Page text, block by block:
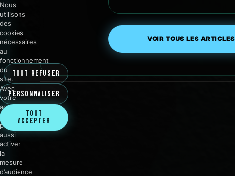
VOIR TOUS LES ARTICLES
Nous
utilisons
des
cookies
nécessaires
au
fonctionnement
du
site.
Avec
votre
accord,
nous
pouvons
aussi
activer
la
mesure
d’audience
TOUT REFUSER
PERSONNALISER
TOUT
ACCEPTER